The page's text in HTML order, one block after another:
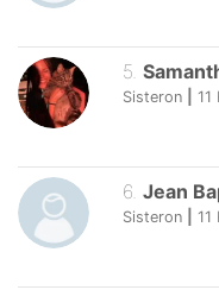
5
Sisteron 11
6. Jean
Sisteron 11